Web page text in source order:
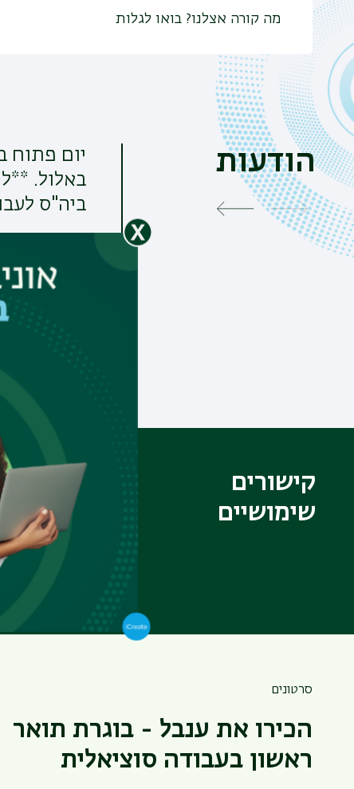
מה קורה אצלנו? בואו לגלות
הודעות
באלול.
ביה"ס
קישורים
שימושיים
מידע
שירותים
סרטונים
הכירו את ענבל - בוגרת תואר
ראשון בעבודה סוציאלית